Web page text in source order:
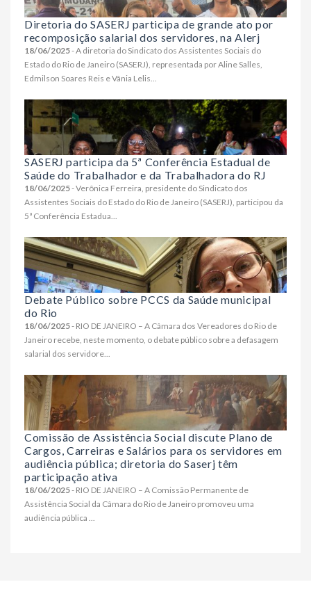
Diretoria do SASERJ participa de grande ato por
recomposição salarial dos servidores, na Alerj
18/06/2025- A diretoria do Sindicato dos Assistentes Sociais do
Estado do Rio de Janeiro (SASERJ), representada por Aline Salles,
Edmilson Soares Reis e Vânia Lelis...
SASERJ participa da 5ª Conferência Estadual de
Saúde do Trabalhador e da Trabalhadora do RJ
18/06/2025- Verônica Ferreira, presidente do Sindicato dos
Assistentes Sociais do Estado do Rio de Janeiro (SASERJ), participou da
5ª Conferência Estadua...
Debate Público sobre PCCS da Saúde municipal
do Rio
18/06/2025- RIO DE JANEIRO – A Câmara dos Vereadores do Rio de
Janeiro recebe, neste momento, o debate público sobre a defasagem
salarial dos servidore...
Comissão de Assistência Social discute Plano de
Cargos, Carreiras e Salários para os servidores em
audiência pública; diretoria do Saserj têm
participação ativa
18/06/2025- RIO DE JANEIRO – A Comissão Permanente de
Assistência Social da Câmara do Rio de Janeiro promoveu uma
audiência pública ...